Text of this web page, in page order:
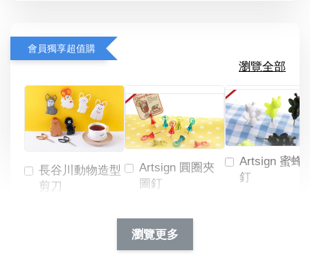
會員獨享超值購
瀏覽全部
長谷川動物造型
剪刀
Artsign 圓圈夾
圖釘
NT$ 19.00
NT$ 66.00
Artsign 蜜蜂
釘
瀏覽更多